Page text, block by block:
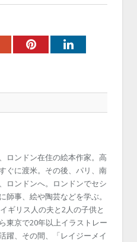
PinterestLinkedIn
ロンドン在住の絵本作家。高
ぐに渡米。その後、パリ、南
ロンドンへ。ロンドンでセシ
師事、絵や陶芸などを学ぶ。
ギリス人の夫と2人の子供と
東京で20年以上イラストレー
躍、その間、「レイジーメイ